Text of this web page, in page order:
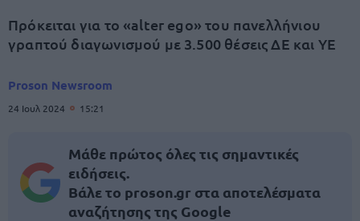
Πρόκειται για το «alter ego» του πανελλήνιου
γραπτού διαγωνισμού με 3.500 θέσεις ΔΕ και ΥΕ
Proson Newsroom
24 Ιουλ 2024 15:21
Μάθε πρώτος όλες τις σημαντικές
ειδήσεις.
Βάλε το proson.gr στα αποτελέσματα
αναζήτησης της Google